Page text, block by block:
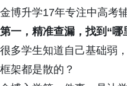
金博升学17年专注中高考
第一，精准查漏，找到“哪
很多学生知道自己基础弱
框架都是散的？